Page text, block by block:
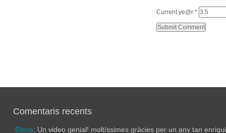
Current ye@r *
Comentaris recents
Elena: Un video genial! moltíssimes gràcies per un any tan